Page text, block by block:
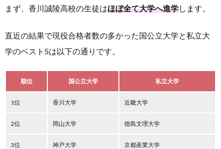
まず、香川誠陵高校の生徒はほぼ全て大学へ進学します。
直近の結果で現役合格者数の多かった国公立大学と私立大
学のベスト5は以下の通りです。
順位 国公立大学 私立大学
1位 香川大学 近畿大学
2位 岡山大学 徳島文理大学
3位 神戸大学 京都産業大学